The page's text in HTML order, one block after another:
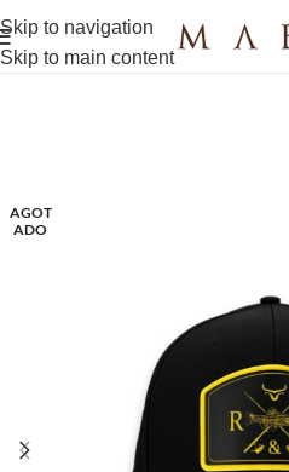
Skip to navigation
Skip to main content
AGOT
ADO